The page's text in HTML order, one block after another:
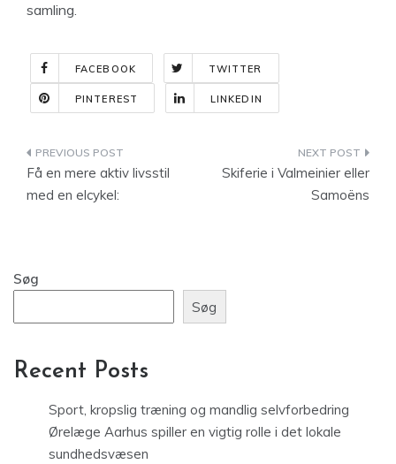
samling.
FACEBOOK TWITTER
PINTEREST LINKEDIN
Indlægsnavigation
Få en mere aktiv livsstil
med en elcykel:
Skiferie i Valmeinier eller
Samoëns
Søg
Søg
Recent Posts
Sport, kropslig træning og mandlig selvforbedring
Ørelæge Aarhus spiller en vigtig rolle i det lokale
sundhedsvæsen